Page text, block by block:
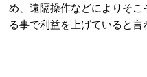
め、遠隔操作などによりそ
る事で利益を上げていると言